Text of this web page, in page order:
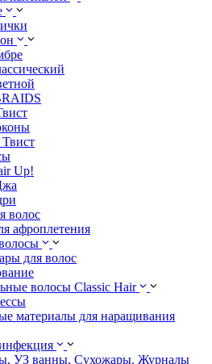
Up!
волос
афроплетения
для волос
волосы Classic Hair
материалы для наращивания
УЗ ванны, Сухожары. Журналы